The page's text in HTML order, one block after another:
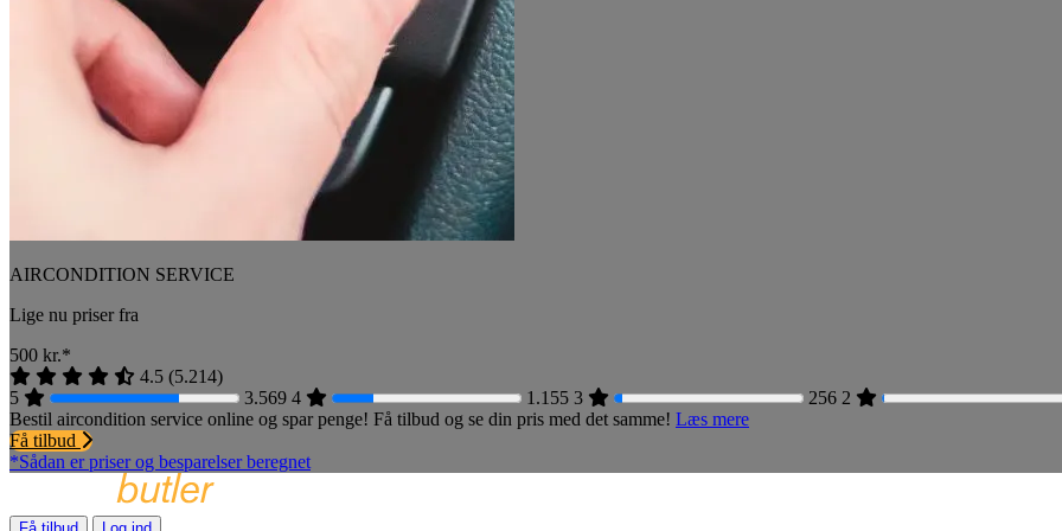
AIRCONDITION SERVICE
Lige nu priser fra
500 kr.*
4.5 (5.214)
5
3.569 4 1.155 3 256 2
Bestil aircondition service online og spar penge! Få tilbud og se din pris med det samme! Læs mere
Få tilbud
*Sådan er priser og besparelser beregnet